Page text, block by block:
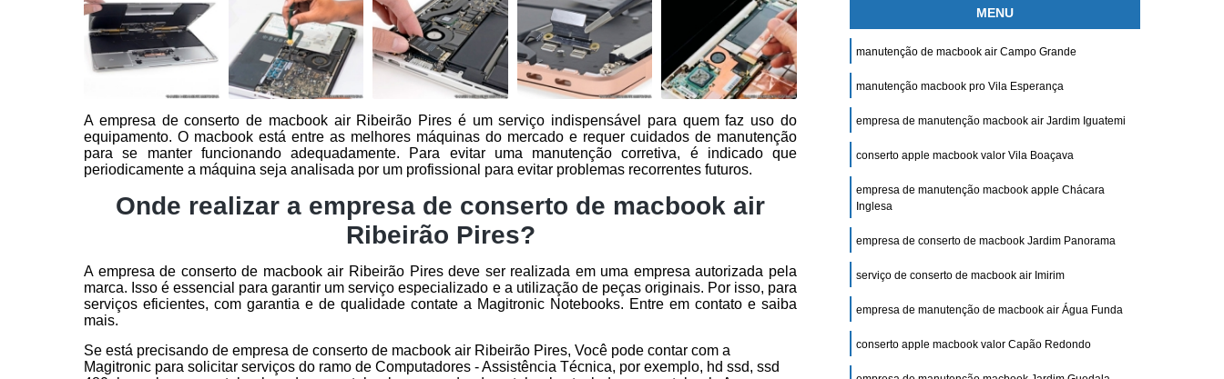
A empresa de conserto de macbook air Ribeirão Pires é um serviço indispensável para quem faz uso do
equipamento. O macbook está entre as melhores máquinas do mercado e requer cuidados de manutenção
para se manter funcionando adequadamente. Para evitar uma manutenção corretiva, é indicado que
periodicamente a máquina seja analisada por um profissional para evitar problemas recorrentes futuros.
Onde realizar a empresa de conserto de macbook air
Ribeirão Pires?
A empresa de conserto de macbook air Ribeirão Pires deve ser realizada em uma empresa autorizada pela
marca. Isso é essencial para garantir um serviço especializado e a utilização de peças originais. Por isso, para
serviços eficientes, com garantia e de qualidade contate a Magitronic Notebooks. Entre em contato e saiba
mais.
Se está precisando de empresa de conserto de macbook air Ribeirão Pires, Você pode contar com a
Magitronic para solicitar serviços do ramo de Computadores - Assistência Técnica, por exemplo, hd ssd, ssd
MENU
manutenção de macbook air Campo Grande
manutenção macbook pro Vila Esperança
empresa de manutenção macbook air Jardim Iguatemi
conserto apple macbook valor Vila Boaçava
empresa de manutenção macbook apple Chácara
Inglesa
empresa de conserto de macbook Jardim Panorama
serviço de conserto de macbook air Imirim
empresa de manutenção de macbook air Água Funda
conserto apple macbook valor Capão Redondo